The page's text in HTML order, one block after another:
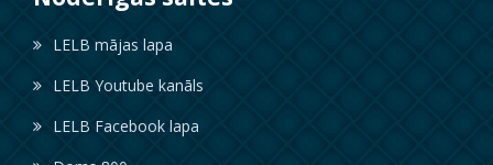
LELB mājas lapa
LELB Youtube kanāls
LELB Facebook lapa